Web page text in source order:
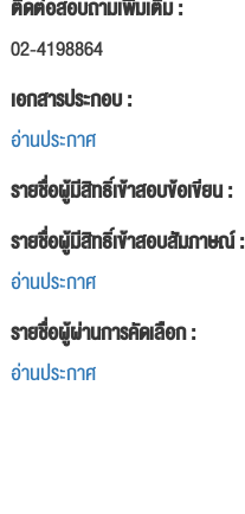
ติดต่อสอบถามเพิ่มเติม :
02-4198864
เอกสารประกอบ :
อ่านประกาศ
รายชื่อผู้มีสิทธิ์เข้าสอบข้อเขียน :
รายชื่อผู้มีสิทธิ์เข้าสอบสัมภาษณ์ :
อ่านประกาศ
รายชื่อผู้ผ่านการคัดเลือก :
อ่านประกาศ